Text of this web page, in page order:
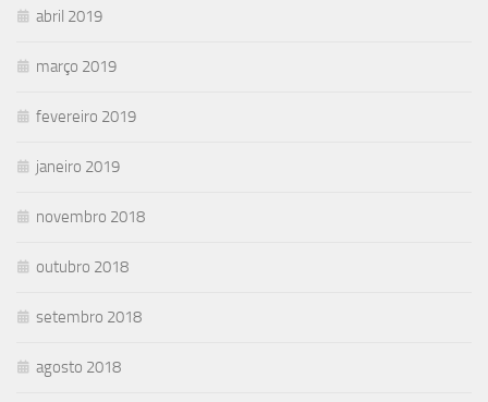
abril 2019
março 2019
fevereiro 2019
janeiro 2019
novembro 2018
outubro 2018
setembro 2018
agosto 2018